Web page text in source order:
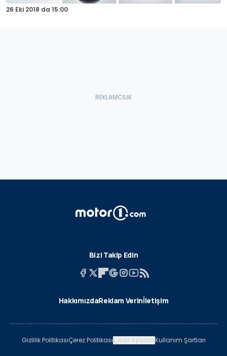
26 Eki 2018 da 15:00
Bizi Takip Edin
HakkımızdaReklam Verinİletişim
Gizlilik PolitikasıÇerez PolitikasıÇerez AyarlarıKullanım Şartları